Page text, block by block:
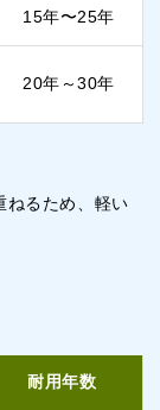
15年〜25年
20年～30年
ねるため、軽い
耐用年数